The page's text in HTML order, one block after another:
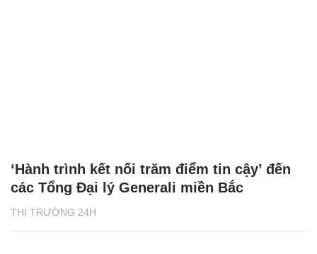
THỊ TRƯỜNG 24H
‘Hành trình kết nối trăm điểm tin cậy’ đến
các Tổng Đại lý Generali miền Bắc